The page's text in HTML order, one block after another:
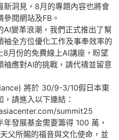
新洞見，8月的專題內容也將會
閱網站及FB。
AI變革浪潮，我們正式推出了幫
袖全方位優化工作及事奉效率的
8月份的免費線上AI講座，盼望
袖應對AI的挑戰，請代禱並留意
將於 30/9-3/10假日本東
請進入以下連結：
summit25
發展基金需要籌得 100 萬，
父所賜的福音與文化使命，並